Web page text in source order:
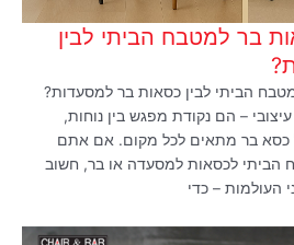
בר למטבח הביתי לבין
הביתי לבין כסאות בר למסעדות?
– הם נקודת מפגש בין נוחות,
כסא בר מתאים לכל מקום. אם אתם
הביתי לכסאות למסעדה או בר, חשוב
העולמות – כדי